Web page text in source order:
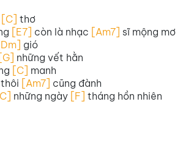
[C] thơ
[E7] còn là nhạc [Am7] sĩ mộng mơ
gió
[G] những vết hằn
[C] manh
[Am7] cũng đành
những ngày [F] tháng hồn nhiên